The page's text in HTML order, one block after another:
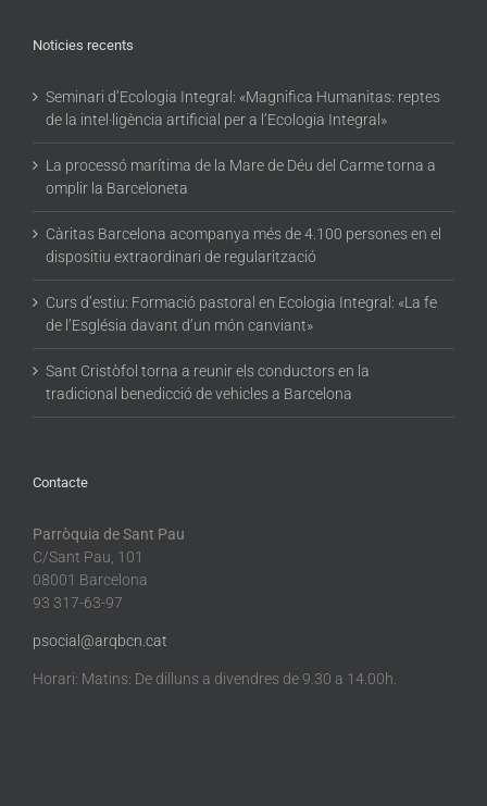
Noticies recents
Seminari d’Ecologia Integral: «Magnifica Humanitas: reptes
de la intel·ligència artificial per a l’Ecologia Integral»
La processó marítima de la Mare de Déu del Carme torna a
omplir la Barceloneta
Càritas Barcelona acompanya més de 4.100 persones en el
dispositiu extraordinari de regularització
Curs d’estiu: Formació pastoral en Ecologia Integral: «La fe
de l’Església davant d’un món canviant»
Sant Cristòfol torna a reunir els conductors en la
tradicional benedicció de vehicles a Barcelona
Contacte
Parròquia de Sant Pau
C/Sant Pau, 101
08001 Barcelona
93 317-63-97
psocial@arqbcn.cat
Horari: Matins: De dilluns a divendres de 9.30 a 14.00h.